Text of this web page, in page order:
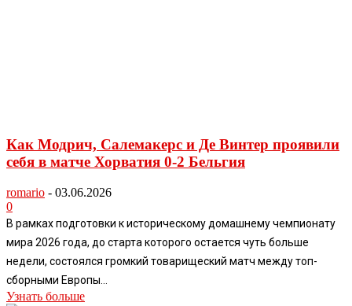
Как Модрич, Салемакерс и Де Винтер проявили
себя в матче Хорватия 0-2 Бельгия
romario - 03.06.2026
0
В рамках подготовки к историческому домашнему чемпионату
мира 2026 года, до старта которого остается чуть больше
недели, состоялся громкий товарищеский матч между топ-
сборными Европы...
Узнать больше